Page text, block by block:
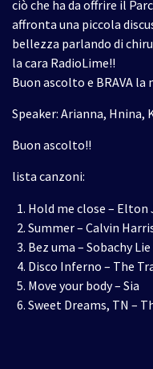
ciò che ha da offrire il
affronta una piccola
bellezza parlando di
la cara RadioLime!!
Buon ascolto e BRAVA la
Speaker: Arianna, Hnina,
Buon ascolto!!
lista canzoni:
Hold me close – Elton
Summer – Calvin
Bez uma – Sobachy Lie
Disco Inferno – The
Move your body – Sia
Sweet Dreams, TN –